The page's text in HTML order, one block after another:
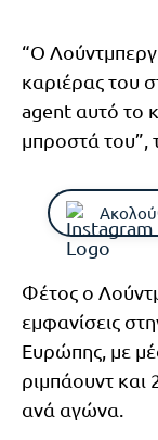
“Ο
καριέρας του
agent αυτό το
μπροστά του”,
Φέτος ο
εμφανίσεις
Ευρώπης, με
ριμπάουντ και
ανά αγώνα.